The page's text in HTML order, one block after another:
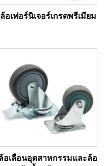
ล้อเฟอร์นิเจอร์เกรดพรีเมียม
อเลื่อนอุตสาหกรรมและล้อ